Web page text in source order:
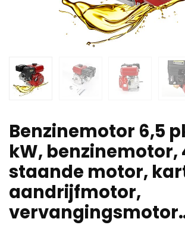
Benzinemotor 6,5
kW,
staande motor,
aandrijfmotor,